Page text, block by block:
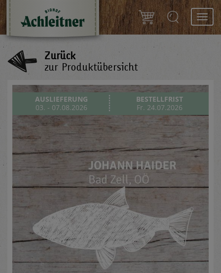
Zurück
zur Produktübersicht
AUSLIEFERUNG
03. - 07.08.2026
BESTELLFRIST
Fr. 24.07.2026